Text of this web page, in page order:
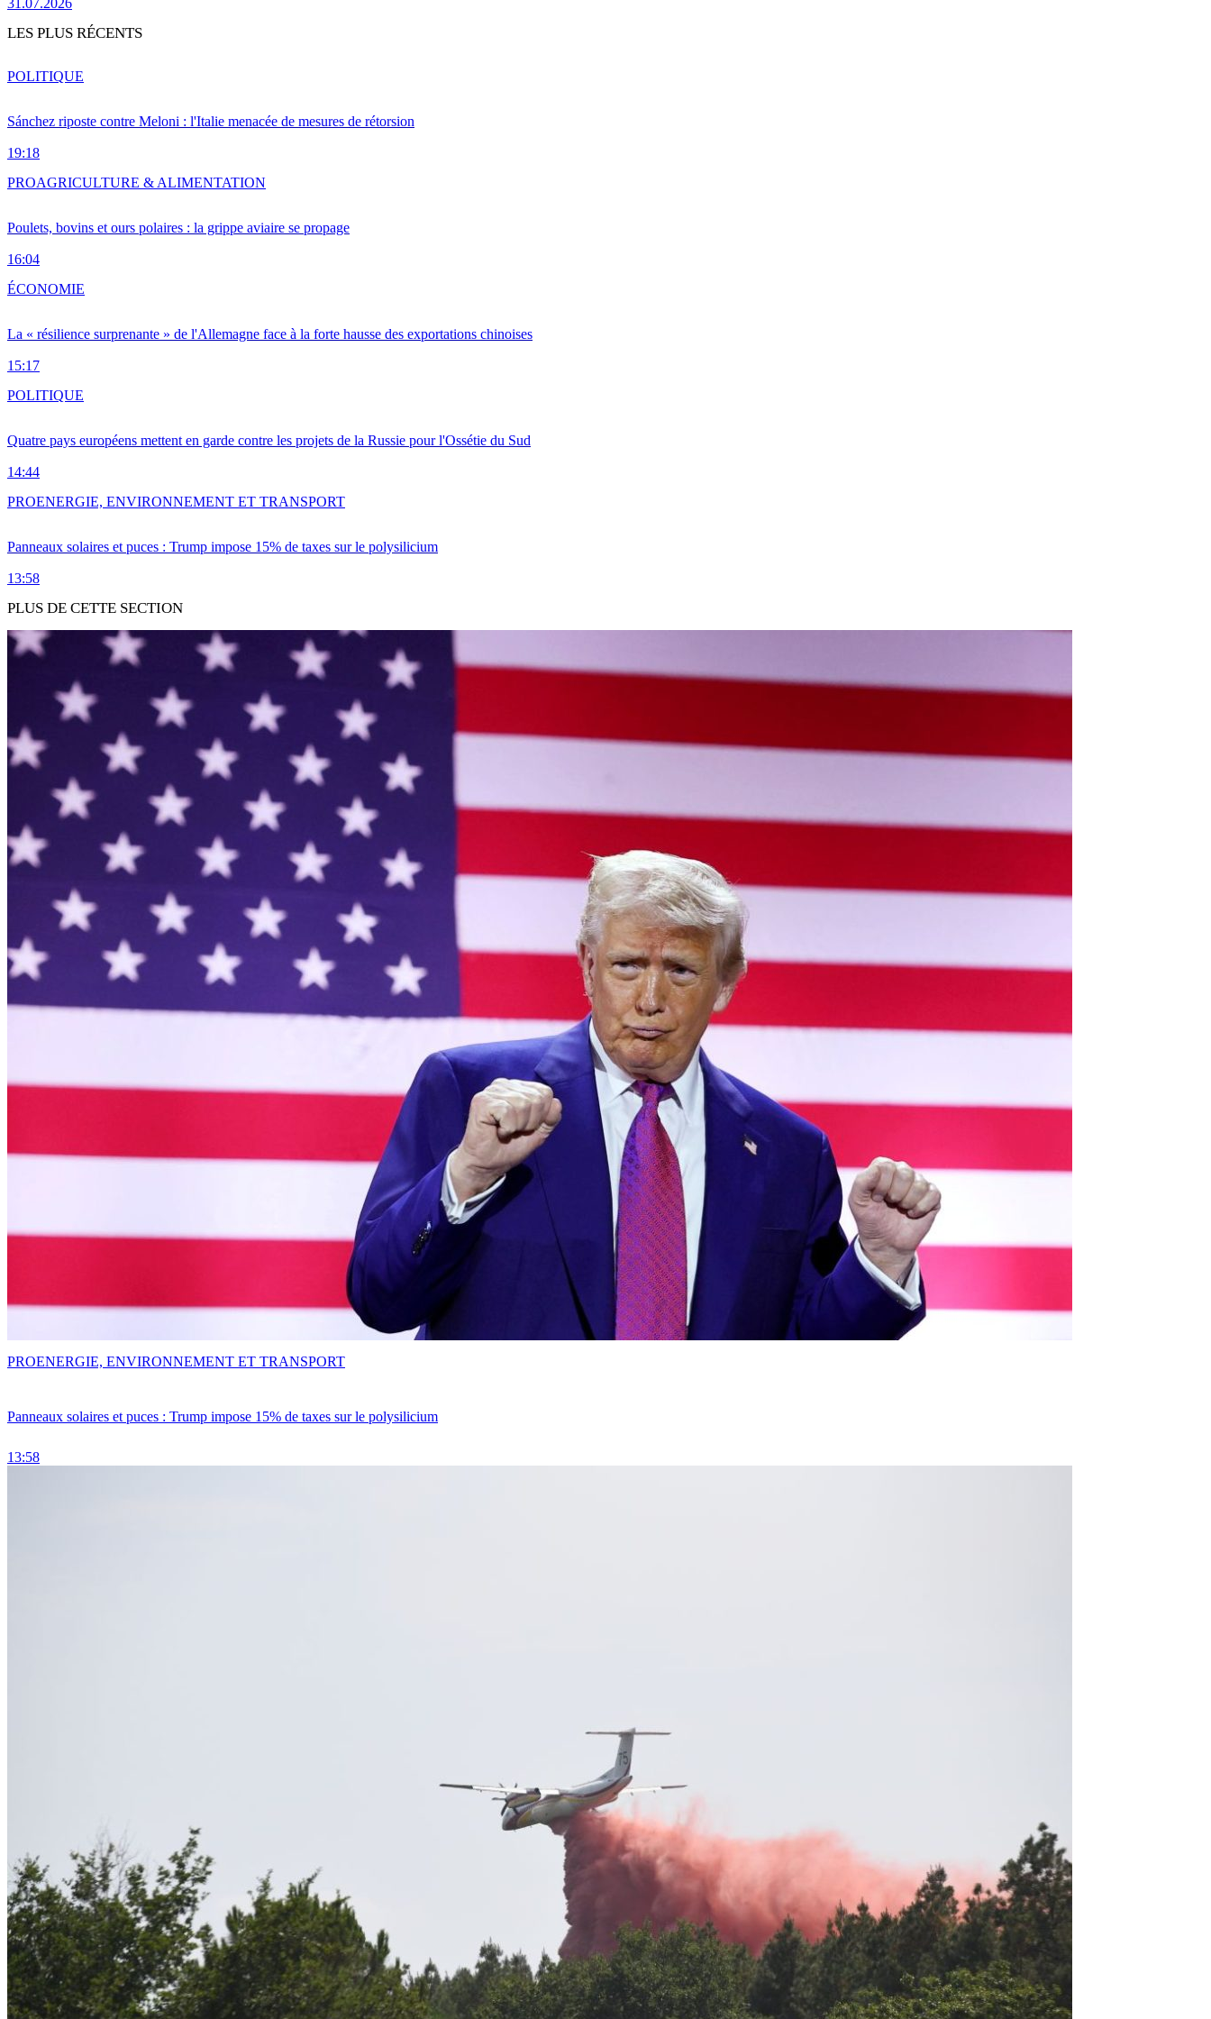
LES PLUS RÉCENTS
Sánchez riposte contre Meloni : l'Italie menacée de mesures de rétorsion
19:18
POLITIQUE
Poulets, bovins et ours polaires : la grippe aviaire se propage
16:04
PROAGRICULTURE & ALIMENTATION
La « résilience surprenante » de l'Allemagne face à la forte hausse des exportations chinoises
15:17
ÉCONOMIE
Quatre pays européens mettent en garde contre les projets de la Russie pour l'Ossétie du Sud
14:44
POLITIQUE
Panneaux solaires et puces : Trump impose 15% de taxes sur le polysilicium
13:58
PROENERGIE, ENVIRONNEMENT ET TRANSPORT
PLUS DE CETTE SECTION
Panneaux solaires et puces : Trump impose 15% de taxes sur le polysilicium
13:58
PROENERGIE, ENVIRONNEMENT ET TRANSPORT